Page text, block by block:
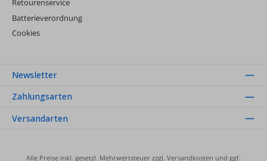
Retourenservice
Batterieverordnung
Cookies
Newsletter
Zahlungsarten
Versandarten
Alle Preise inkl. gesetzl. Mehrwertsteuer zzgl. Versandkosten und ggf.